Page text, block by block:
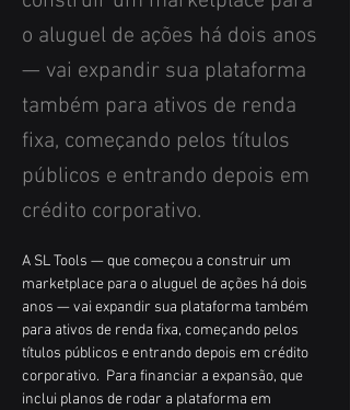
o aluguel de ações há dois anos
— vai expandir sua plataforma
também para ativos de renda
fixa, começando pelos títulos
públicos e entrando depois em
crédito corporativo.
A SL Tools — que começou a construir um
marketplace para o aluguel de ações há dois
anos — vai expandir sua plataforma também
para ativos de renda fixa, começando pelos
títulos públicos e entrando depois em crédito
corporativo.  Para financiar a expansão, que
inclui planos de rodar a plataforma em